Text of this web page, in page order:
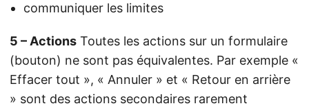
communiquer les limites
5 – Actions Toutes les actions sur un formulaire
(bouton) ne sont pas équivalentes. Par exemple «
Effacer tout », « Annuler » et « Retour en arrière
» sont des actions secondaires rarement